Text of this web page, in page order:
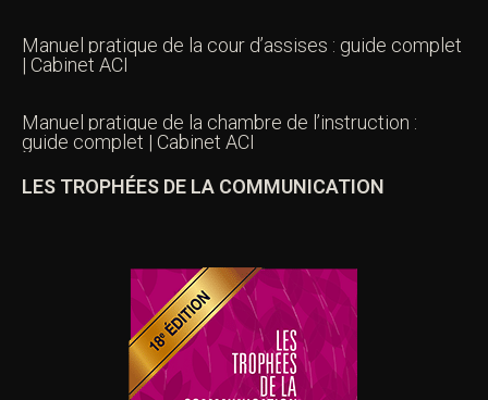
Manuel pratique de la cour d’assises : guide complet
| Cabinet ACI
Manuel pratique de la chambre de l’instruction :
guide complet | Cabinet ACI
LES TROPHÉES DE LA COMMUNICATION